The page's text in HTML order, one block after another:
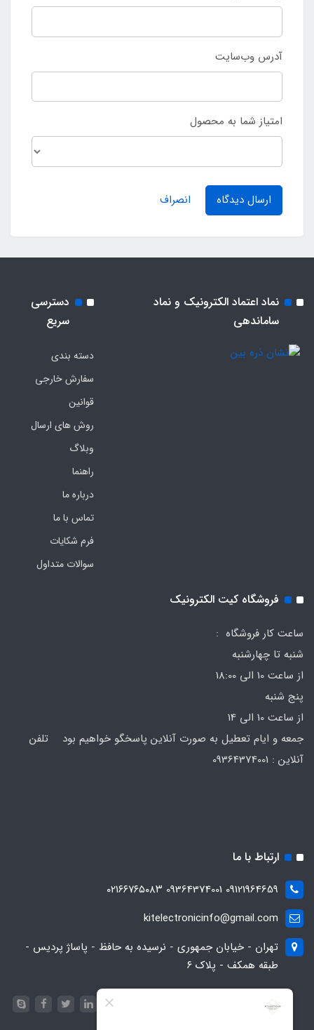
آدرس وب‌سایت
امتیاز شما به محصول
ارسال دیدگاه انصراف
نماد اعتماد الکترونیک و نماد
ساماندهی
دسترسی
سریع
دسته بندی
سفارش خارجی
قوانین
روش های ارسال
وبلاگ
راهنما
درباره ما
تماس با ما
فرم‌ شکایات
سوالات متداول
فروشگاه کیت الکترونیک
ساعت کار فروشگاه :
شنبه تا چهارشنبه
از ساعت 10 الی 18:00
پنج شنبه
از ساعت 10 الی 14
جمعه و ایام تعطیل به صورت آنلاین پاسخگو خواهیم بود تلفن
ارتباط با ما
09121964659 09364374001 ۰۲۱۶۶۷۶۵۰۸۳
kitelectronicinfo@gmail.com
تهران - خیابان جمهوری - نرسیده به حافظ - پاساژ پردیس -
طبقه همکف - پلاک ۶